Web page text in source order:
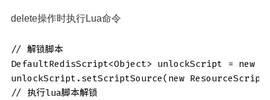
delete操作时执行Lua命令
// 解锁脚本
DefaultRedisScript<Object> unlockScript = new
unlockScript.setScriptSource(new
// 执行lua脚本解锁